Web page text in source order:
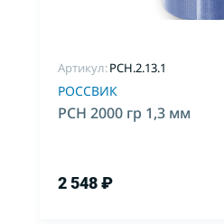
Артикул:PCH.2.13.1
РОССВИК
РСН 2000 гр 1,3 мм
2 548 ₽